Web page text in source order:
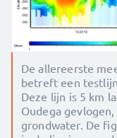
De allereerste
betreft een
Deze lijn is 5 km
Oudega
grondwater. De